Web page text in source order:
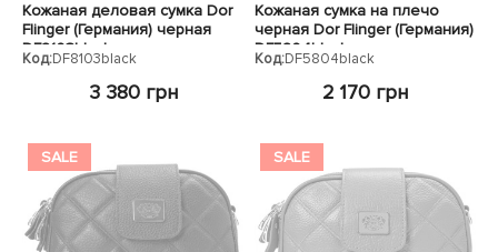
Кожаная деловая сумка Dor
Flinger (Германия) черная
DF8103black
Код:DF8103black
3 380 грн
Кожаная сумка на плечо
черная Dor Flinger (Германия)
DF5804black
Код:DF5804black
2 170 грн
SALE SALE